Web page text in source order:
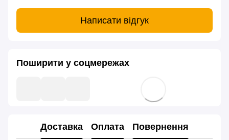
Написати відгук
Поширити у соцмережах
Доставка Оплата Повернення